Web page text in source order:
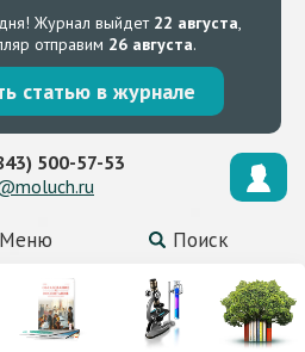
Журнал выйдет 22 августа,
отправим 26 августа.
статью в журнале
Меню Поиск
500-57-53